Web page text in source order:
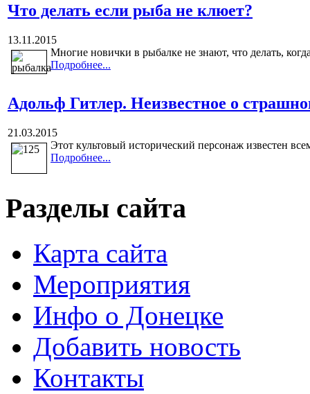
Что делать если рыба не клюет?
13.11.2015
Многие новички в рыбалке не знают, что делать,
Подробнее...
Адольф Гитлер. Неизвестное о
21.03.2015
Этот культовый исторический персонаж известен
Подробнее...
Разделы сайта
Карта сайта
Мероприятия
Инфо о Донецке
Добавить новость
Контакты